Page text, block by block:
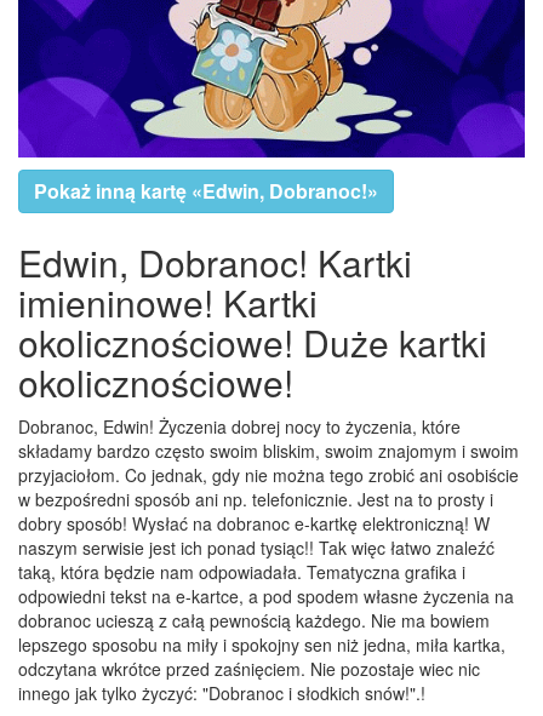
Pokaż inną kartę «Edwin, Dobranoc!»
Edwin, Dobranoc! Kartki
imieninowe! Kartki
okolicznościowe! Duże kartki
okolicznościowe!
Dobranoc, Edwin! Życzenia dobrej nocy to życzenia, które
składamy bardzo często swoim bliskim, swoim znajomym i swoim
przyjaciołom. Co jednak, gdy nie można tego zrobić ani osobiście
w bezpośredni sposób ani np. telefonicznie. Jest na to prosty i
dobry sposób! Wysłać na dobranoc e-kartkę elektroniczną! W
naszym serwisie jest ich ponad tysiąc!! Tak więc łatwo znaleźć
taką, która będzie nam odpowiadała. Tematyczna grafika i
odpowiedni tekst na e-kartce, a pod spodem własne życzenia na
dobranoc ucieszą z całą pewnością każdego. Nie ma bowiem
lepszego sposobu na miły i spokojny sen niż jedna, miła kartka,
odczytana wkrótce przed zaśnięciem. Nie pozostaje wiec nic
innego jak tylko życzyć: "Dobranoc i słodkich snów!".!